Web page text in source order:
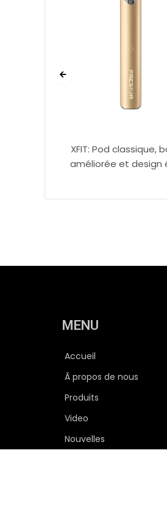
XFIT: Pod classique,
améliorée et design
MENU
Accueil
Ã propos de nous
Produits
Video
Nouvelles